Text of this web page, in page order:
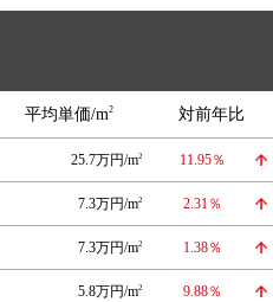
平均単価/m2 対前年比
25.7万円/m2 11.95％
7.3万円/m2 2.31％
7.3万円/m2 1.38％
5.8万円/m2 9.88％